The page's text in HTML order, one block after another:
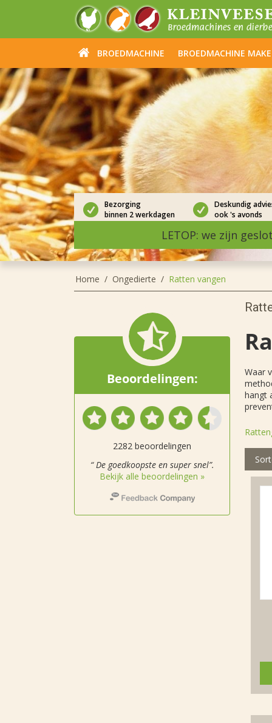
BROEDMACHINE BROEDMACHINE
Bezorging
binnen 2 werkdagen
Deskundig
ook 's avonds
LETOP: we zijn
Home / Ongedierte / Ratten vangen
Beoordelingen:
2282 beoordelingen
“ De goedkoopste en super snel”.
Bekijk alle beoordelingen »
Waar
hangt